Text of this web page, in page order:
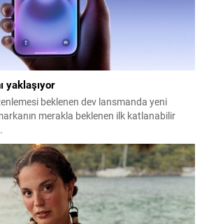
yaklaşıyor
beklenen dev lansmanda yeni
merakla beklenen ilk katlanabilir